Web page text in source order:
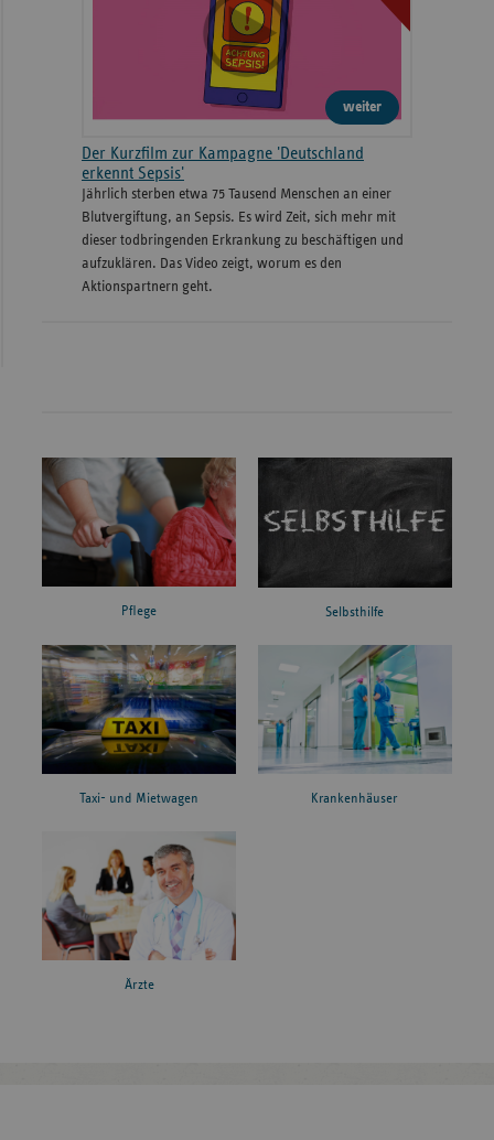
weiter
Der Kurzfilm zur Kampagne 'Deutschland
erkennt Sepsis'
Jährlich sterben etwa 75 Tausend Menschen an einer
Blutvergiftung, an Sepsis. Es wird Zeit, sich mehr mit
dieser todbringenden Erkrankung zu beschäftigen und
aufzuklären. Das Video zeigt, worum es den
Aktionspartnern geht.
Pflege Selbsthilfe
Taxi- und Mietwagen Krankenhäuser
Ärzte